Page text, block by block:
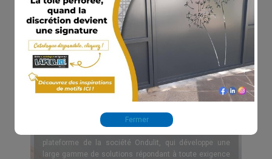
L’entreprise
POUR VOS PROJETS DE CONSTRUCTION, DE
RÉHABILITATION ET DE DÉCORATION, UNE PRÉSENCE
plateforme de la société Ondulit, qui développe une
large gamme de solutions répondant à toute exigence
Fermer